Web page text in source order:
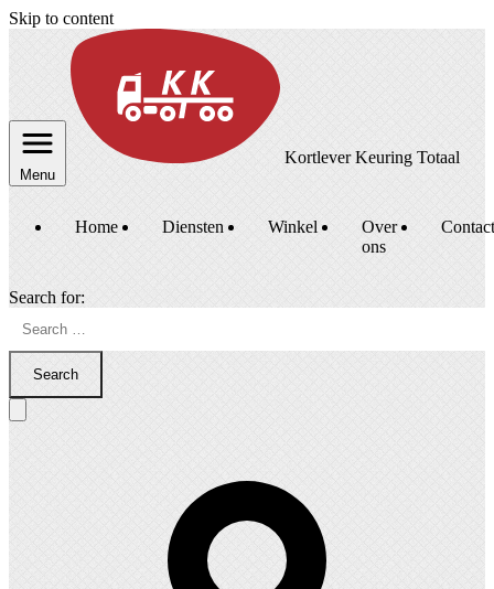
Skip to content
Menu
Kortlever Keuring Totaal
Home Diensten Winkel
Over
ons
Contact
Search for:
Search